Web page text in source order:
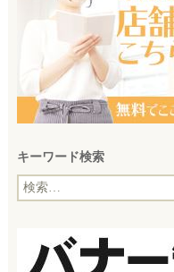
キーワード検索
検